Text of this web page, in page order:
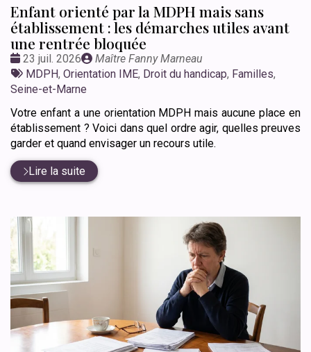
Enfant orienté par la MDPH mais sans
établissement : les démarches utiles avant
une rentrée bloquée
Date
:
23 juil. 2026
Publié
par
Maître Fanny Marneau
Tags
:
MDPH, Orientation IME, Droit du handicap, Familles,
Seine-et-Marne
Votre enfant a une orientation MDPH mais aucune place en
établissement ? Voici dans quel ordre agir, quelles preuves
garder et quand envisager un recours utile.
Lire la suite